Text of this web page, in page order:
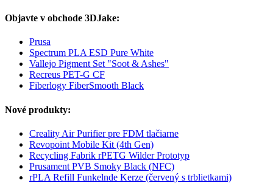
Objavte v obchode 3DJake:
Prusa
Spectrum PLA ESD Pure White
Vallejo Pigment Set "Soot & Ashes"
Recreus PET-G CF
Fiberlogy FiberSmooth Black
Nové produkty:
Creality Air Purifier pre FDM tlačiarne
Revopoint Mobile Kit (4th Gen)
Recycling Fabrik rPETG Wilder Prototyp
Prusament PVB Smoky Black (NFC)
rPLA Refill Funkelnde Kerze (červený s trblietkami)